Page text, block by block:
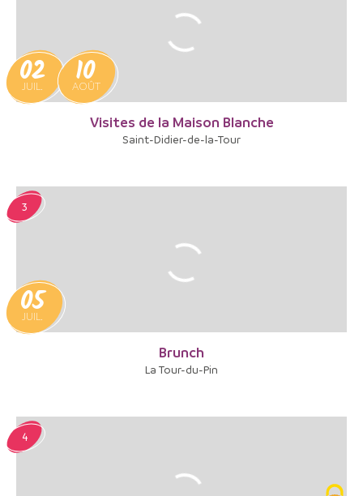
Visites de la Maison Blanche
Saint-Didier-de-la-Tour
02
JUIL. 10
AOÛT
Brunch
La Tour-du-Pin
05
JUIL.
3
4